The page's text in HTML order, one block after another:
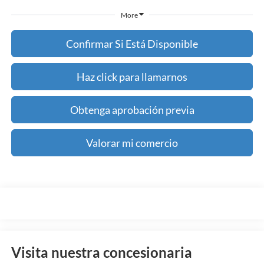
More
Confirmar Si Está Disponible
Haz click para llamarnos
Obtenga aprobación previa
Valorar mi comercio
Visita nuestra concesionaria